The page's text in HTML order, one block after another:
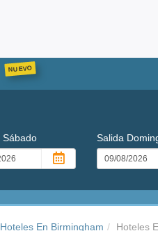
Sábado Salida
Hoteles En Birmingham Hoteles